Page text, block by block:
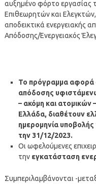
αυξημένο φόρτο εργασίας
Επιθεωρητών και
αποδεικτικά ενεργειακής
Απόδοσης/Ενεργειακός
Το πρόγραμμα αφορά
απόδοσης
– ακόμη και ατομικών
Ελλάδα, διαθέτουν
ημερομηνία υποβολής
την 31/12/2023.
Οι ωφελούμενες
την εγκατάσταση
Συμπεριλαμβάνονται -